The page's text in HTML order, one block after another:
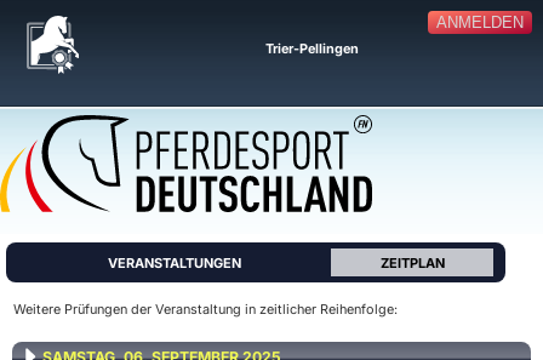
ANMELDEN
Trier-Pellingen
VERANSTALTUNGEN ZEITPLAN
Weitere Prüfungen der Veranstaltung in zeitlicher Reihenfolge: